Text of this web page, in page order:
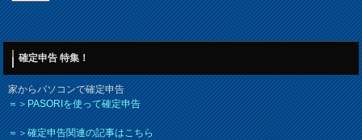
確定申告 特集！
家からパソコンで確定申告
＝＞PASORIを使って確定申告
＝＞確定申告関連の記事はこちら